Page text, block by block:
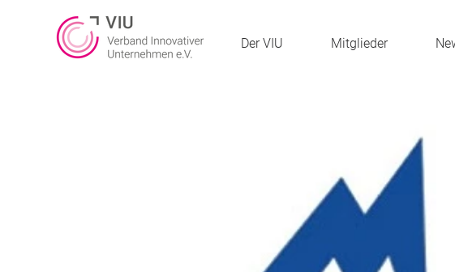
Der VIU Mitglieder